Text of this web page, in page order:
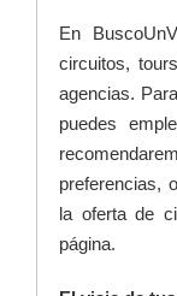
En
circuitos,
agencias.
puedes
preferencias,
la oferta de
página.